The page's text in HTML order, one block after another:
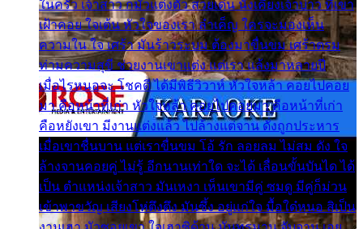
ในครัว เจ้าสาว ก็มัวแต่งตัว สวยเด่น นั่งเคียงเจ้าบ่าว ที่เขา
เฝ้าคอย ใจเต้น หัวใจของเรา ลำเค็ญ ใครจะมองเห็น
ความใน ใจ เศร้า มันร้าวระบม ต้องมาขื่นขม เศร้าตรม
ท่ามความสุขี ช่วยงานเขาแต่ง แต่เรา แล้งมาหลายปี
เมื่อไรหนอจะ โชคดี ได้มีพิธีวิวาห์ หัวใจหล้า คอยไปคอย
มา คือหน้าที่เก่า หัวใจหล้า คอยไปคอยมา คือหน้าที่เก่า
คือหยังเขา มีงานแต่งแล้ว ไปล้างแต่จาน ดั่งถูกประหาร
เมื่อเขาชื่นบาน แต่เราขื่นขม โอ้ รัก ลอยลม ไม่สม ดัง ใจ
ล้างจานคอยคู่ ไม่รู้ อีกนานเท่าใด จะได้ เลื่อนขั้นบันได ได้
เป็น ตำแหน่งเจ้าสาว มันเหงา เห็นเขามีคู่ ซมดู มีคู่ก็ม่วน
เข้าพาขวัญ เสียงโห่ตึงตึง มันซึ้ง อยู่แก่ใจ มื้อใด๋หนอ สิเป็น